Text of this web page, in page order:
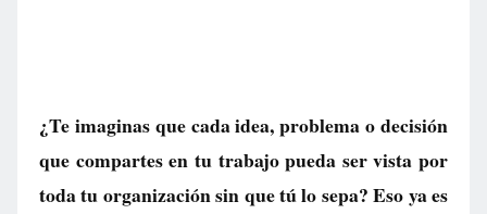
¿Te imaginas que cada idea, problema o decisión
que compartes en tu trabajo pueda ser vista por
toda tu organización sin que tú lo sepa? Eso ya es